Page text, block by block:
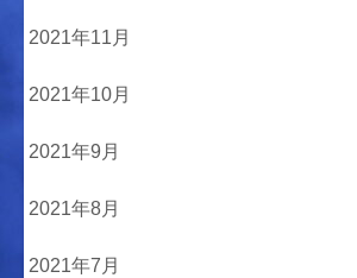
2021年11月
2021年10月
2021年9月
2021年8月
2021年7月